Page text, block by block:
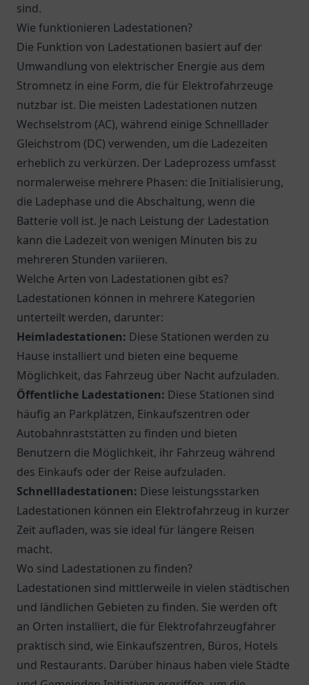
sind.
Wie funktionieren Ladestationen?
Die Funktion von Ladestationen basiert auf der
Umwandlung von elektrischer Energie aus dem
Stromnetz in eine Form, die für Elektrofahrzeuge
nutzbar ist. Die meisten Ladestationen nutzen
Wechselstrom (AC), während einige Schnelllader
Gleichstrom (DC) verwenden, um die Ladezeiten
erheblich zu verkürzen. Der Ladeprozess umfasst
normalerweise mehrere Phasen: die Initialisierung,
die Ladephase und die Abschaltung, wenn die
Batterie voll ist. Je nach Leistung der Ladestation
kann die Ladezeit von wenigen Minuten bis zu
mehreren Stunden variieren.
Welche Arten von Ladestationen gibt es?
Ladestationen können in mehrere Kategorien
unterteilt werden, darunter:
Heimladestationen: Diese Stationen werden zu
Hause installiert und bieten eine bequeme
Möglichkeit, das Fahrzeug über Nacht aufzuladen.
Öffentliche Ladestationen: Diese Stationen sind
häufig an Parkplätzen, Einkaufszentren oder
Autobahnraststätten zu finden und bieten
Benutzern die Möglichkeit, ihr Fahrzeug während
des Einkaufs oder der Reise aufzuladen.
Schnellladestationen: Diese leistungsstarken
Ladestationen können ein Elektrofahrzeug in kurzer
Zeit aufladen, was sie ideal für längere Reisen
macht.
Wo sind Ladestationen zu finden?
Ladestationen sind mittlerweile in vielen städtischen
und ländlichen Gebieten zu finden. Sie werden oft
an Orten installiert, die für Elektrofahrzeugfahrer
praktisch sind, wie Einkaufszentren, Büros, Hotels
und Restaurants. Darüber hinaus haben viele Städte